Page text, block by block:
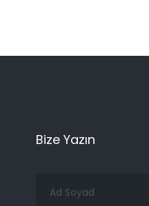
Bize Yazın
Soyad